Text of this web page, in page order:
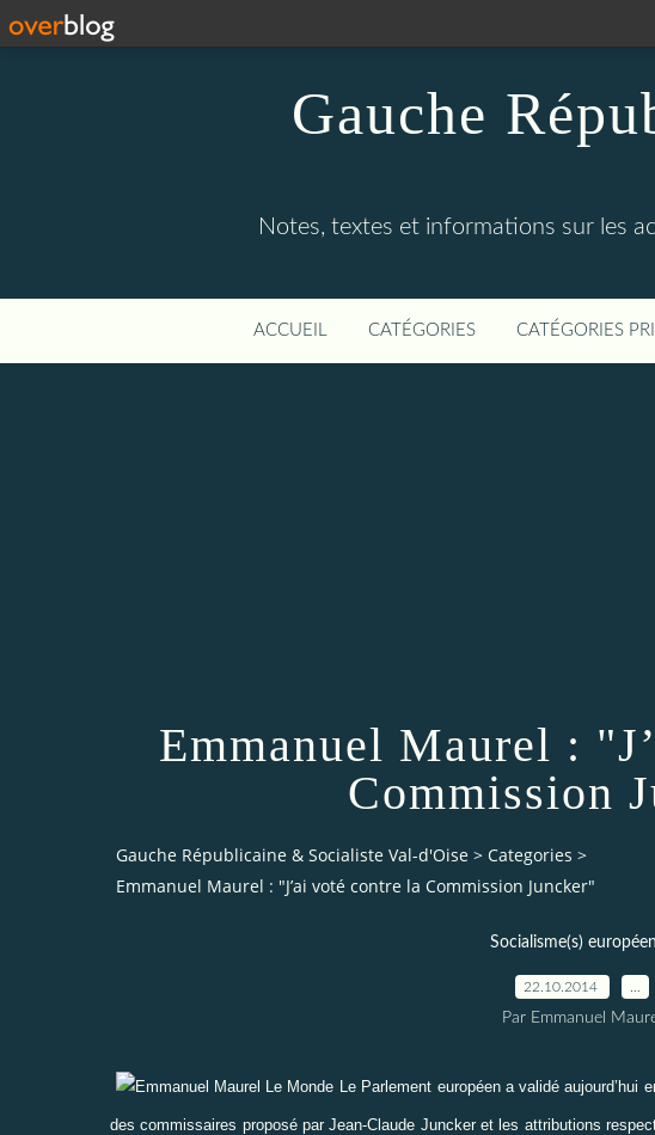
Gauche
Notes, textes et informations sur les
ACCUEIL CATÉGORIES CATÉGORIES
Emmanuel Maurel :
Commission
Gauche Républicaine & Socialiste Val-d'Oise > Categories >
Emmanuel Maurel : "J’ai voté contre la Commission Juncker"
Socialisme(s)
22.10.2014
Par Emmanuel
Le Parlement européen a validé
des commissaires proposé par Jean-Claude Juncker et les attributions